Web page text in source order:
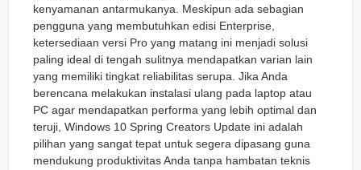
kenyamanan antarmukanya. Meskipun ada sebagian
pengguna yang membutuhkan edisi Enterprise,
ketersediaan versi Pro yang matang ini menjadi solusi
paling ideal di tengah sulitnya mendapatkan varian lain
yang memiliki tingkat reliabilitas serupa. Jika Anda
berencana melakukan instalasi ulang pada laptop atau
PC agar mendapatkan performa yang lebih optimal dan
teruji, Windows 10 Spring Creators Update ini adalah
pilihan yang sangat tepat untuk segera dipasang guna
mendukung produktivitas Anda tanpa hambatan teknis